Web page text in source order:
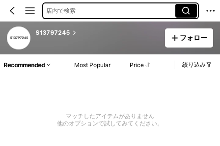
店内で検索
S13797245
フォロー
Recommended Most Popular Price 絞り込み
マッチしたアイテムがありません
他のオプションで試してみてください。